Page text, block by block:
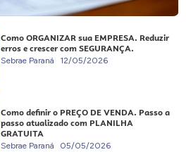
Como ORGANIZAR sua EMPRESA. Reduzir
erros e crescer com SEGURANÇA.
Sebrae Paraná 12/05/2026
Como definir o PREÇO DE VENDA. Passo a
passo atualizado com PLANILHA
GRATUITA
Sebrae Paraná 05/05/2026